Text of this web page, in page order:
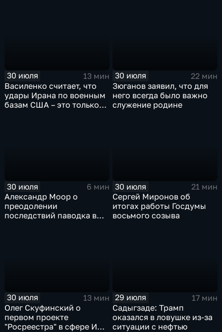
30 июля
13 мин
Василенко считает, что
удары Ирана по военным
базам США – это только
30 июля
22 мин
Зюганов заявил, что для
него всегда было важно
служение родине
30 июля
6 мин
Александр Моор о
преодолении
последствий паводка в
30 июля
21 мин
Сергей Миронов об
итогах работы Госдумы
восьмого созыва
30 июля
13 мин
Олег Скуфинский о
первом проекте
"Росреестра" в сфере ИИ
29 июля
17 мин
Садыгзаде: Трамп
оказался в ловушке из-за
ситуации с нефтью